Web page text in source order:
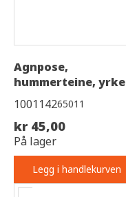
Agnpose,
hummerteine, yrke
100114265011
kr 45,00
På lager
Legg i handlekurven